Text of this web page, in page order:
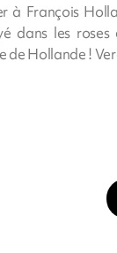
à François
dans les
de Hollande !